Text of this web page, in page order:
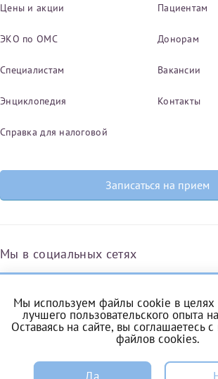
Цены и акции Пациентам
ЭКО по ОМС Донорам
Специалистам Вакансии
Энциклопедия Контакты
Справка для налоговой
Записаться на прием
Мы в социальных сетях
Вконтакте ОдноклассникиЯндекс.Дзен
Комендантский проспект, 53/1A
Мы используем файлы cookie в целях
лучшего пользовательского опыта
Оставаясь на сайте, вы соглашаетесь с
файлов cookies.
ЗАПИСЬ